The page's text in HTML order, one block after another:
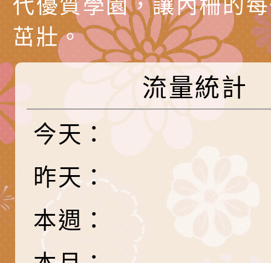
公約（CRPD）第三
告條約專要文件及附
函轉本府新聞處115
安全宣導標語播放表
宣導影像素材
檢送桃園市政府消防
宣導影片」宣導短片
載網址：
轉知本市特殊教育學
行為問題支持資源中
估人員魏氏五版寒假
梯次含複訓暨魏氏五
用分析培訓研習」之
函轉農業部酪農產業
字稿及LCD託播影（
為提升兒少性剝削防
益，本府家庭暴力暨
治中心依常見案例製
函轉桃園市政府「
性(防空)演習執行計
檢送桃園市政府家庭
代優質學園，讓內柵的
茁壯。
流量統計
今天：
昨天：
本週：